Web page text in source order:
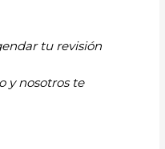
tu revisión
y nosotros te